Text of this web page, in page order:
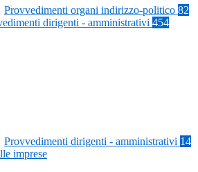
Provvedimenti organi indirizzo-politico 82
dirigenti - amministrativi 454
Provvedimenti dirigenti - amministrativi 14
imprese